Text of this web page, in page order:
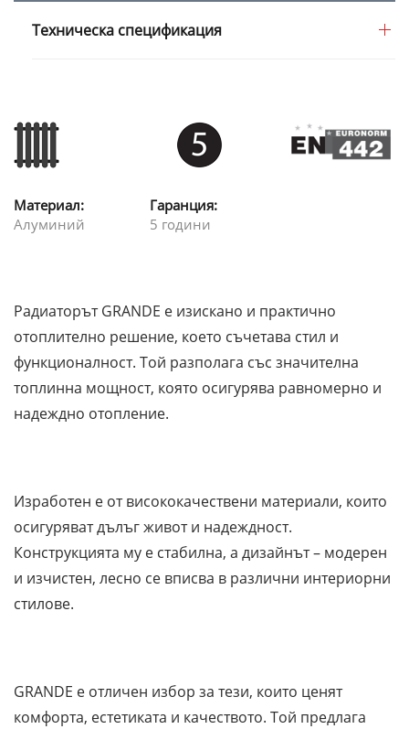
Техническа спецификация
Материал:
Алуминий
Гаранция:
5 години
Радиаторът GRANDE е изискано и практично
отоплително решение, което съчетава стил и
функционалност. Той разполага със значителна
топлинна мощност, която осигурява равномерно и
надеждно отопление.
Изработен е от висококачествени материали, които
осигуряват дълъг живот и надеждност.
Конструкцията му е стабилна, а дизайнът – модерен
и изчистен, лесно се вписва в различни интериорни
стилове.
GRANDE е отличен избор за тези, които ценят
комфорта, естетиката и качеството. Той предлага